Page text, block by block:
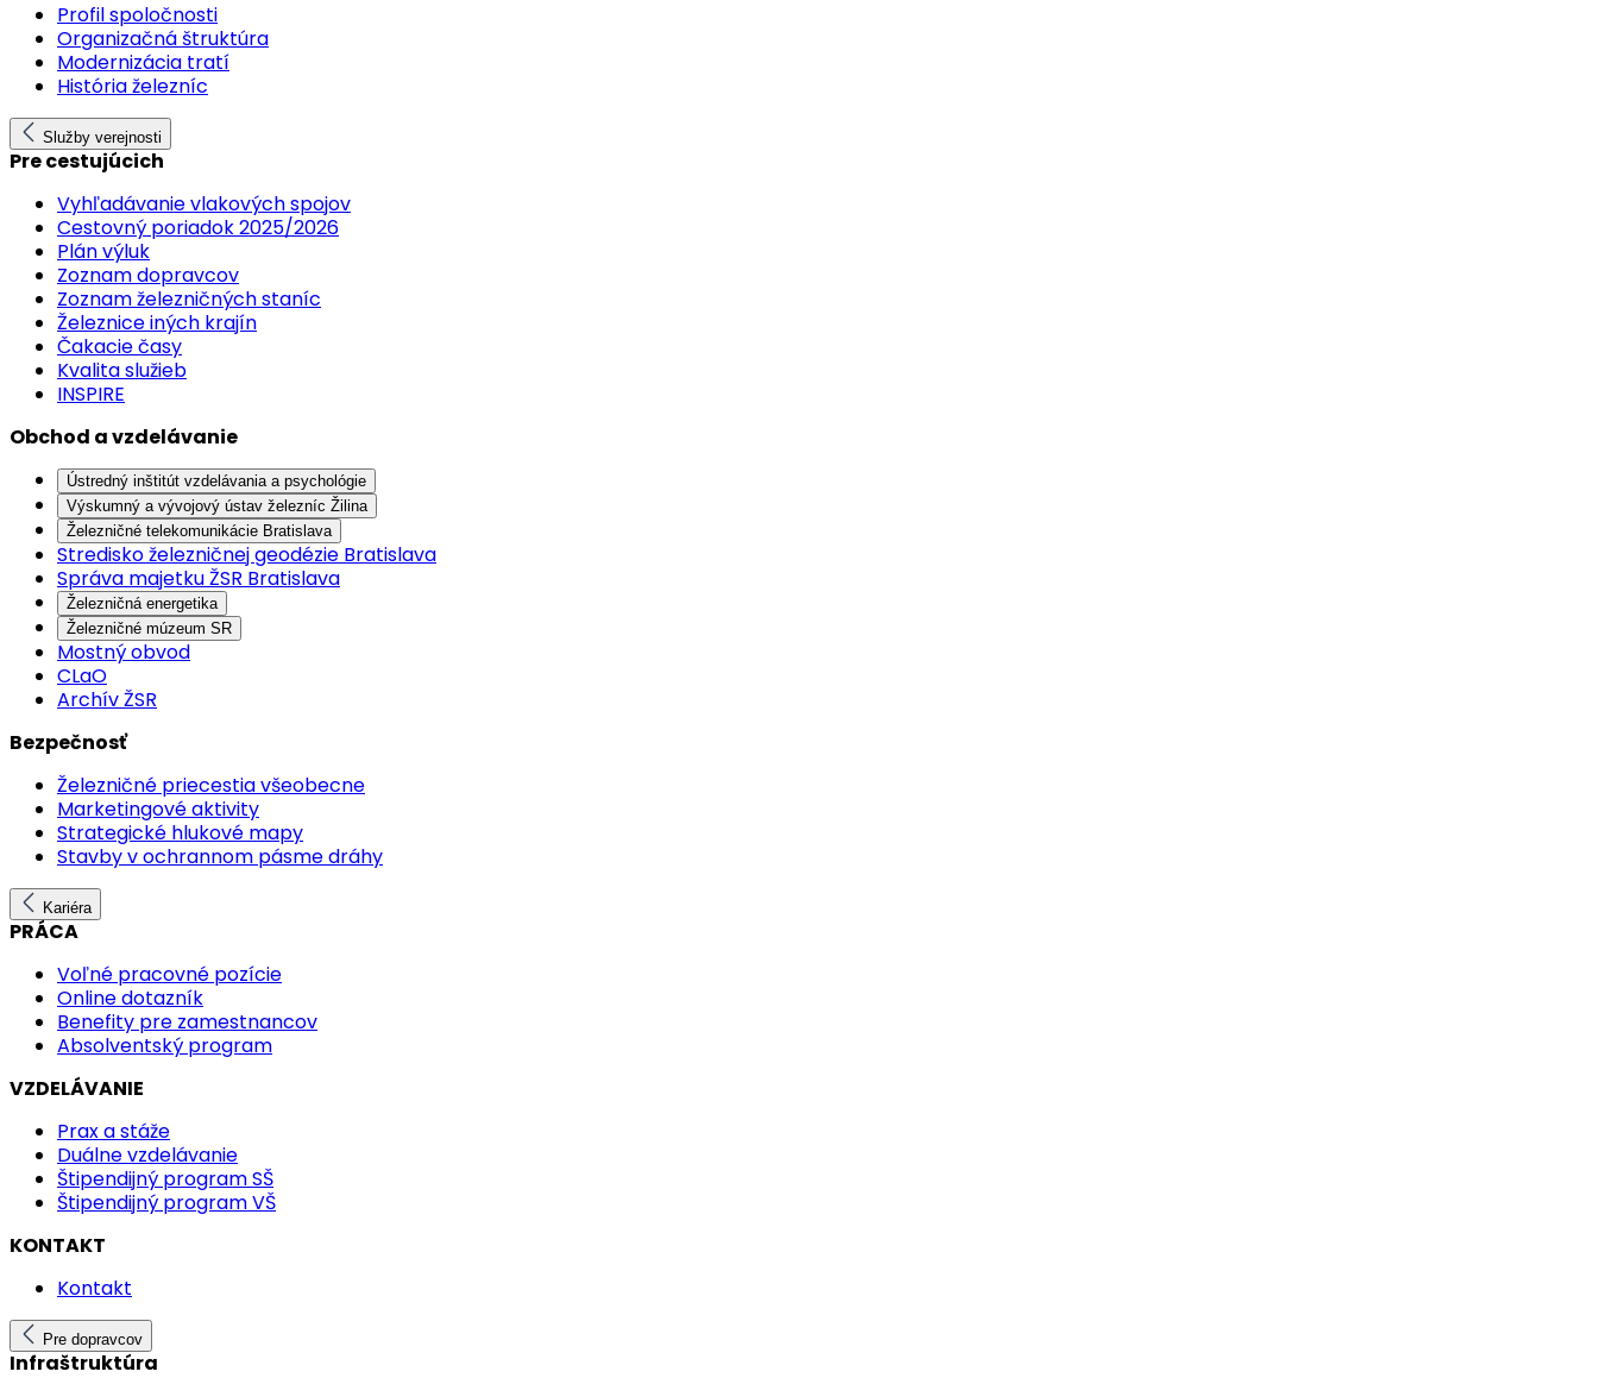
Profil spoločnosti
Organizačná štruktúra
Modernizácia tratí
História železníc
Služby verejnosti
Pre cestujúcich
Vyhľadávanie vlakových spojov
Cestovný poriadok 2025/2026
Plán výluk
Zoznam dopravcov
Zoznam železničných staníc
Železnice iných krajín
Čakacie časy
Kvalita služieb
INSPIRE
Obchod a vzdelávanie
Ústredný inštitút vzdelávania a psychológie
Výskumný a vývojový ústav železníc Žilina
Železničné telekomunikácie Bratislava
Stredisko železničnej geodézie Bratislava
Správa majetku ŽSR Bratislava
Železničná energetika
Železničné múzeum SR
Mostný obvod
CLaO
Archív ŽSR
Bezpečnosť
Železničné priecestia všeobecne
Marketingové aktivity
Strategické hlukové mapy
Stavby v ochrannom pásme dráhy
Kariéra
PRÁCA
Voľné pracovné pozície
Online dotazník
Benefity pre zamestnancov
Absolventský program
VZDELÁVANIE
Prax a stáže
Duálne vzdelávanie
Štipendijný program SŠ
Štipendijný program VŠ
KONTAKT
Kontakt
Pre dopravcov
Infraštruktúra